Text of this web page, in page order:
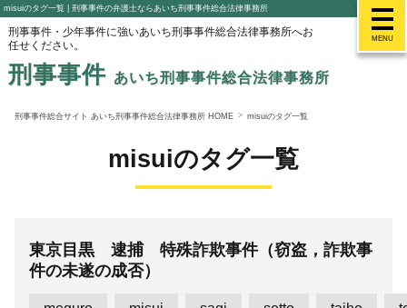
MENU
misuiのタグ一覧 | 刑事事件の弁護士ならあいち刑事事件総合法律事務所
刑事事件・少年事件に強いあいち刑事事件総合法律事務所へお
任せください。
刑事事件 あいち刑事事件総合法律事務所
刑事事件総合サイト あいち刑事事件総合法律事務所 HOME misuiのタグ一覧
misuiのタグ一覧
東京目黒 逮捕 特殊詐欺事件（窃盗，詐欺事
件の未遂の成否）